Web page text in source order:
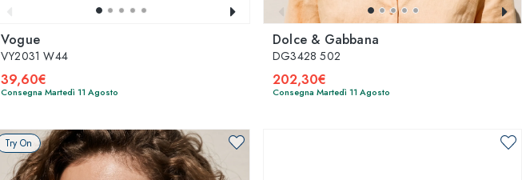
Vogue
VY2031 W44
39,60€
Consegna Martedì 11 Agosto
Dolce & Gabbana
DG3428 502
202,30€
Consegna Martedì 11 Agosto
Try On